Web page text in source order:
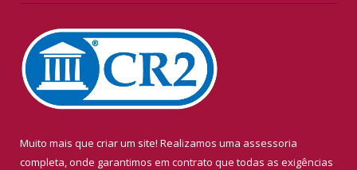
Muito mais que criar um site! Realizamos uma assessoria
completa, onde garantimos em contrato que todas as exigências